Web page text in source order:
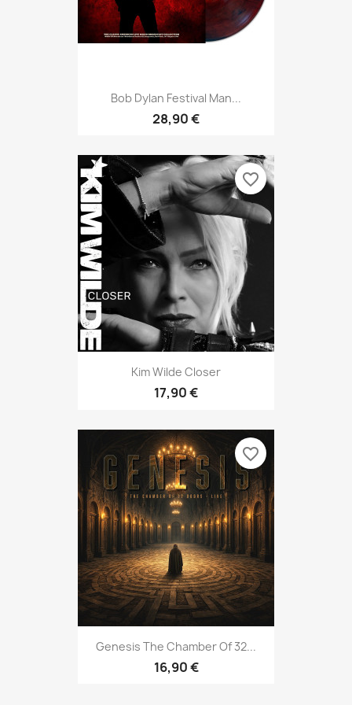
Bob Dylan Festival Man...
28,90 €
Kim Wilde Closer
17,90 €
favorite_border
Genesis The Chamber Of 32...
16,90 €
favorite_border